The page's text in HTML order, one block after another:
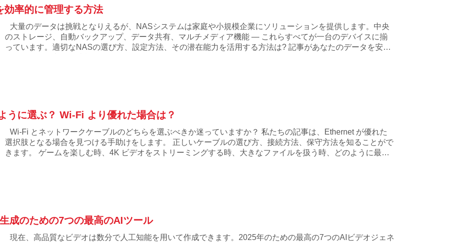
効率的に管理する方法
大量のデータは挑戦となりえるが、NASシステムは家庭や小規模企業にソリューションを提供します。中央
のストレージ、自動バックアップ、データ共有、マルチメディア機能 — これらすべてが一台のデバイスに揃
っています。適切なNASの選び方、設定方法、その潜在能力を活用する方法は? 記事があなたのデータを安全
うに選ぶ？ Wi-Fi より優れた場合は？
Wi-Fi とネットワークケーブルのどちらを選ぶべきか迷っていますか？ 私たちの記事は、Ethernet が優れた
選択肢となる場合を見つける手助けをします。 正しいケーブルの選び方、接続方法、保守方法を知ることがで
きます。 ゲームを楽しむ時、4K ビデオをストリーミングする時、大きなファイルを扱う時、どのように最適
成のための7つの最高のAIツール
現在、高品質なビデオは数分で人工知能を用いて作成できます。2025年のための最高の7つのAIビデオジェネ